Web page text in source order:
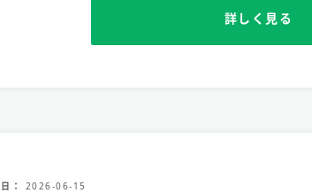
詳しく見る
2026-06-15